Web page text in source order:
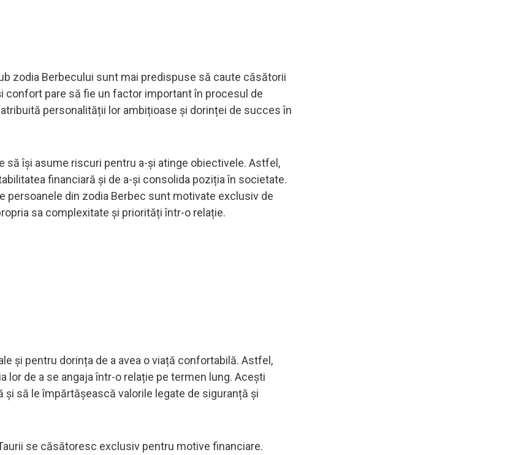
zodia Berbecului sunt mai predispuse să caute căsătorii
confort pare să fie un factor important în procesul de
personalității lor ambițioase și dorinței de succes în
să își asume riscuri pentru a-și atinge obiectivele. Astfel,
financiară și de a-și consolida poziția în societate.
din zodia Berbec sunt motivate exclusiv de
sa complexitate și priorități într-o relație.
și pentru dorința de a avea o viață confortabilă. Astfel,
de a se angaja într-o relație pe termen lung. Acești
să le împărtășească valorile legate de siguranță și
se căsătoresc exclusiv pentru motive financiare.